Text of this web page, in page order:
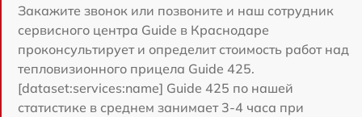
Закажите звонок или позвоните и наш сотрудник
сервисного центра Guide в Краснодаре
проконсультирует и определит стоимость работ над
тепловизионного прицела Guide 425.
[dataset:services:name] Guide 425 по нашей
статистике в среднем занимает 3-4 часа при